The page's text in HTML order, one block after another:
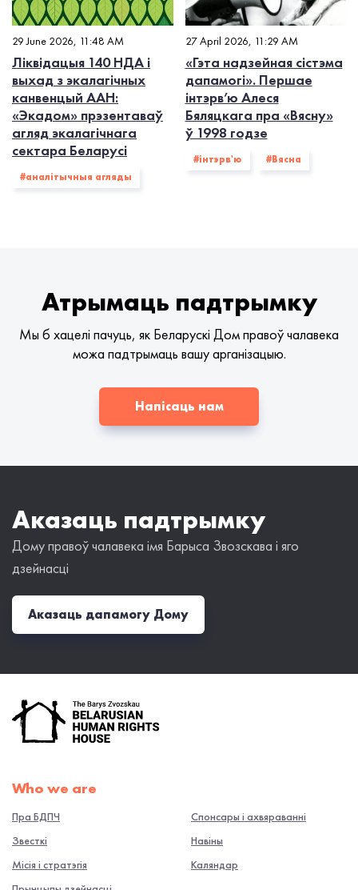
29 June 2026, 11:48 AM
Ліквідацыя 140 НДА і
выхад з экалагiчных
канвенцый ААН:
«Экадом» прэзентаваў
агляд экалагічнага
сектара Беларусі
#аналітычныя агляды
27 April 2026, 11:29 AM
«Гэта надзейная сістэма
дапамогі». Першае
інтэрв’ю Алеся
Бяляцкага пра «Вясну»
ў 1998 годзе
#інтэрв'ю #Вясна
Атрымаць падтрымку
Мы б хацелі пачуць, як Беларускі Дом правоў чалавека
можа падтрымаць вашу арганізацыю.
Напісаць нам
Аказаць падтрымку
Дому правоў чалавека імя Барыса Звозскава і яго
дзейнасці
Аказаць дапамогу Дому
Who we are
Пра БДПЧ
Звесткі
Місія і стратэгія
Спонсары і ахвяраванні
Навiны
Каляндар